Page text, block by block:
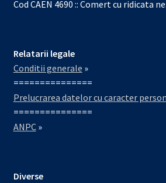
Cod CAEN 4690 :: Comert cu ridicata
Relatarii legale
Conditii generale »
===============
Prelucrarea datelor cu caracter
===============
ANPC»
Diverse